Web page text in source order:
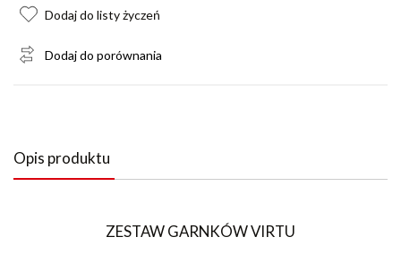
Dodaj do listy życzeń
Dodaj do porównania
Opis produktu
ZESTAW GARNKÓW VIRTU